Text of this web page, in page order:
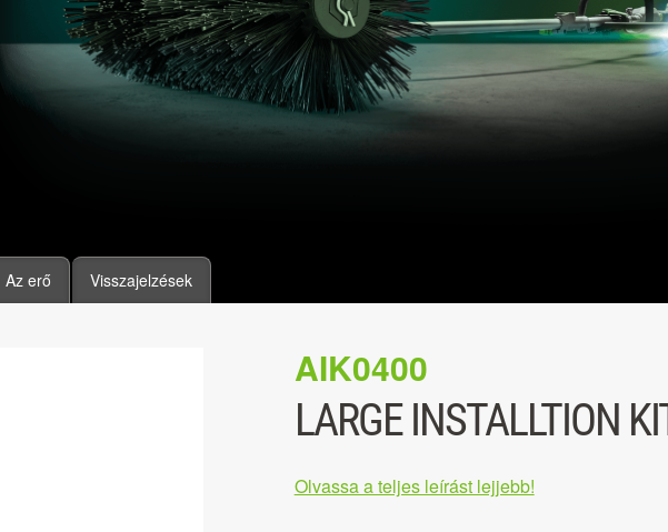
Az erő Visszajelzések
AIK0400
LARGE INSTALLTION
Olvassa a teljes leírást lejjebb!